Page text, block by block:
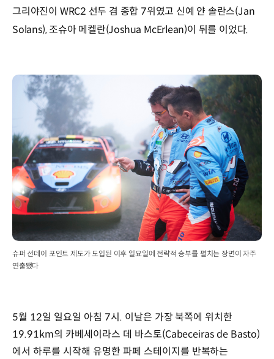
그리야진이 WRC2 선두 겸 종합 7위였고 신예 얀 솔란스(Jan
Solans), 조슈아 메켈란(Joshua McErlean)이 뒤를 이었다.
슈퍼 선데이 포인트 제도가 도입된 이후 일요일에 전략적 승부를 펼치는 장면이 자주
연출됐다
5월 12일 일요일 아침 7시. 이날은 가장 북쪽에 위치한
19.91km의 카베세이라스 데 바스토(Cabeceiras de Basto)
에서 하루를 시작해 유명한 파페 스테이지를 반복하는